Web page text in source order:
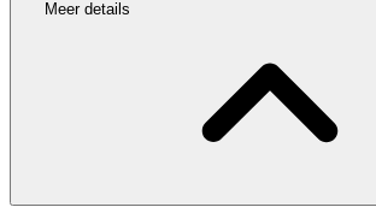
Meer details